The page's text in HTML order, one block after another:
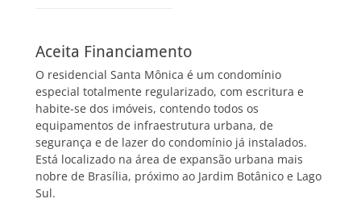
Aceita Financiamento
O residencial Santa Mônica é um condomínio
especial totalmente regularizado, com escritura e
habite-se dos imóveis, contendo todos os
equipamentos de infraestrutura urbana, de
segurança e de lazer do condomínio já instalados.
Está localizado na área de expansão urbana mais
nobre de Brasília, próximo ao Jardim Botânico e Lago
Sul.